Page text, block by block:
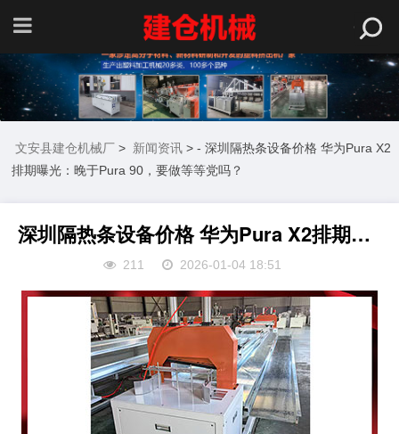
文安县建仓机械厂 > 新闻资讯 > - 深圳隔热条设备价格 华为Pura X2
排期曝光：晚于Pura 90，要做等等党吗？
深圳隔热条设备价格 华为Pura X2排期曝光：晚于Pura 90，要做等等党吗？
211 2026-01-04 18:51